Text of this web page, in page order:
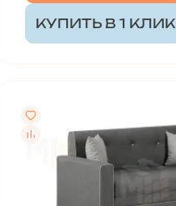
КУПИТЬ В 1 КЛИК